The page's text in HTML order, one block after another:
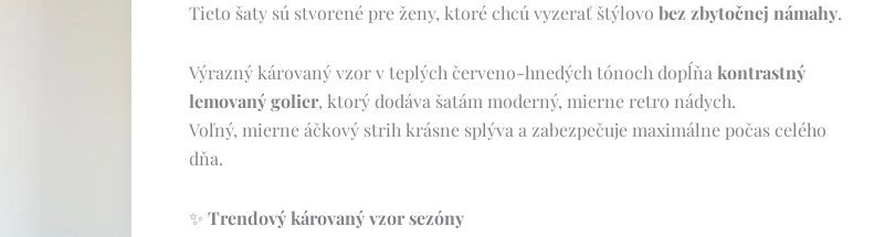
Tieto šaty sú stvorené pre ženy, ktoré chcú vyzerať štýlovobez zbytočnej námahy.
Výrazný károvaný vzor v teplých červeno-hnedých tónoch dopĺňakontrastný
lemovaný golier, ktorý dodáva šatám moderný, mierne retro nádych.
Voľný, mierne áčkový strih krásne splýva a zabezpečuje maximálne počas celého
dňa.
✨Trendový károvaný vzor sezóny